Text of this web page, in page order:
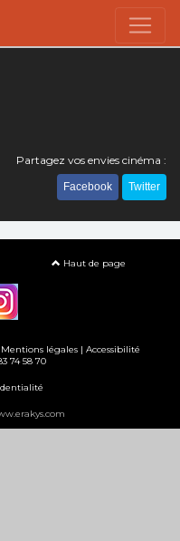
Partagez vos envies cinéma :
Facebook Twitter
Haut de page
Mentions légales| Accessibilité
74 58 70